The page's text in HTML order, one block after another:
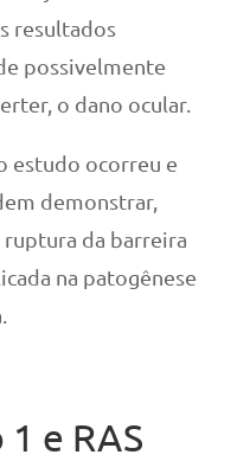
resultados
possivelmente
o dano ocular.
estudo ocorreu e
demonstrar,
ruptura da barreira
na patogênese
e RAS